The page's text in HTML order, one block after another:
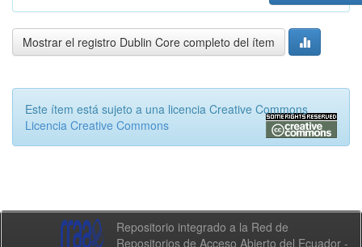
Mostrar el registro Dublin Core completo del ítem
Este ítem está sujeto a una licencia Creative Commons
Licencia Creative Commons
Repositorio integrado a la Red de
Repositorios de Acceso Abierto del Ecuador -